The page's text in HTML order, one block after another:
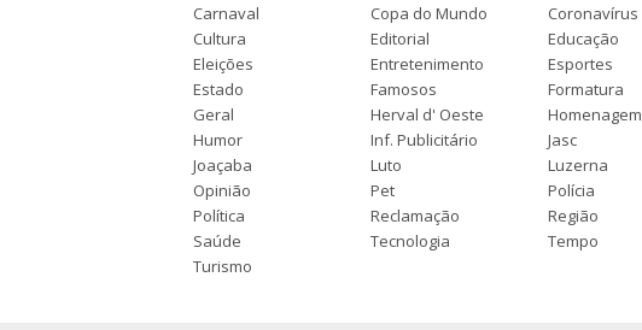
Carnaval
Copa do Mundo
Coronavírus
Cultura
Editorial
Educação
Eleições
Entretenimento
Esportes
Estado
Famosos
Formatura
Geral
Herval d' Oeste
Homenagem
Humor
Inf. Publicitário
Jasc
Joaçaba
Luto
Luzerna
Opinião
Pet
Polícia
Política
Reclamação
Região
Saúde
Tecnologia
Tempo
Turismo